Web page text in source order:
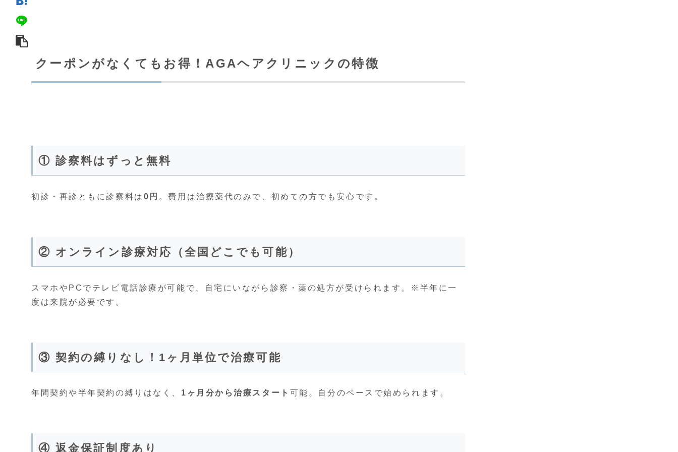
クーポンがなくてもお得！AGAヘアクリニックの特徴
① 診察料はずっと無料
初診・再診ともに診察料は 0円 。費用は治療薬代のみで、初めての方でも安心です。
② オンライン診療対応（全国どこでも可能）
スマホやPCでテレビ電話診療が可能で、自宅にいながら診察・薬の処方が受けられます。※半年に一
度は来院が必要です。
③ 契約の縛りなし！1ヶ月単位で治療可能
年間契約や半年契約の縛りはなく、 1ヶ月分から治療スタート 可能。自分のペースで始められます。
④ 返金保証制度あり